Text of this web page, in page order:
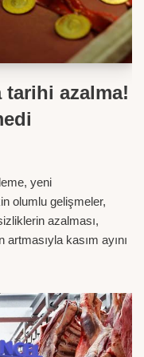
tarihi azalma!
yeni
olumlu gelişmeler,
azalması,
kasım ayını